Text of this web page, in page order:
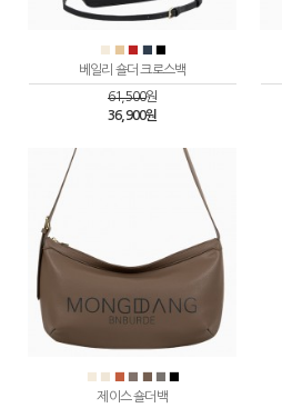
■ ■ ■ ■ ■
베일리 숄더 크로스백
61,500원
36,900원
■ ■ ■ ■ ■ ■ ■
제이스 숄더백